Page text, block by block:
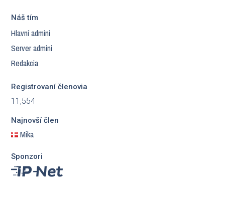
Náš tím
Hlavní admini
Server admini
Redakcia
Registrovaní členovia
11,554
Najnovší člen
Mika
Sponzori